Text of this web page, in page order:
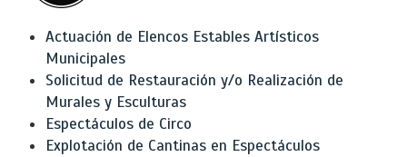
Actuación de Elencos Estables Artísticos
Municipales
Solicitud de Restauración y/o Realización de
Murales y Esculturas
Espectáculos de Circo
Explotación de Cantinas en Espectáculos